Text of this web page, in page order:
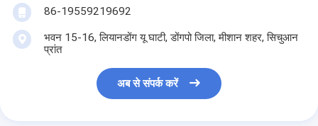
86-19559219692
भवन 15-16, लियानडोंग यू घाटी, डोंगपो जिला, मीशान शहर, सिचुआन
प्रांत
अब से संपर्क करें